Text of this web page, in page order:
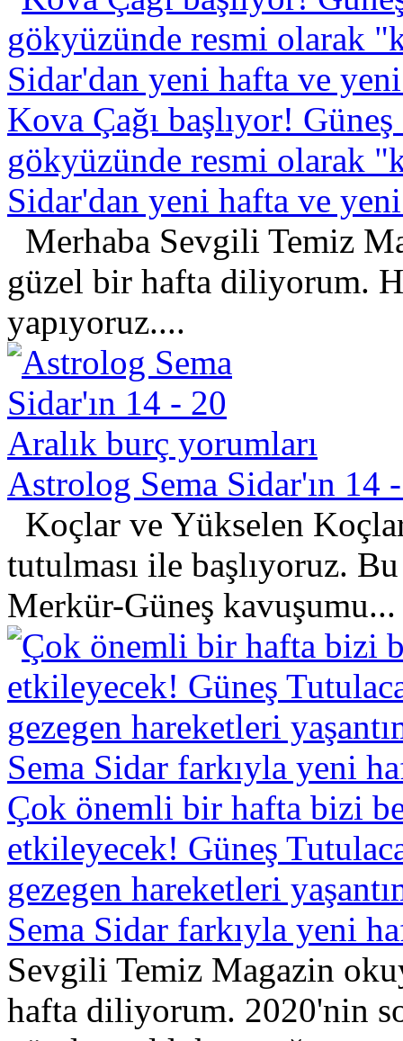
Kova Çağı başlıyor!
gökyüzünde resmi olarak
Sidar'dan yeni hafta ve
Merhaba Sevgili Temiz
güzel bir hafta diliyorum.
yapıyoruz....
Astrolog Sema Sidar'ın 14
Koçlar ve Yükselen
tutulması ile başlıyoruz.
Merkür-Güneş kavuşumu...
Çok önemli bir hafta bizi
etkileyecek! Güneş
gezegen hareketleri
Sema Sidar farkıyla yeni
Sevgili Temiz Magazin
hafta diliyorum. 2020'nin